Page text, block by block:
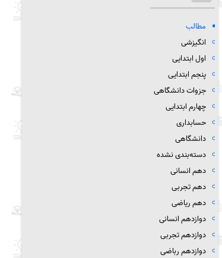
مطالب
انگیزشی
اول ابتدایی
پنجم ابتدایی
جزوات دانشگاهی
چهارم ابتدایی
حسابداری
دانشگاهی
دسته‌بندی نشده
دهم انسانی
دهم تجربی
دهم ریاضی
دوازدهم انسانی
دوازدهم تجربی
دوازدهم رباضی